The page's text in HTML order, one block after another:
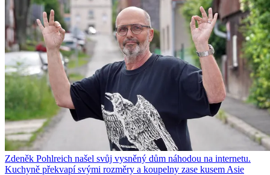
Zdeněk Pohlreich našel svůj vysněný dům náhodou na internetu.
Kuchyně překvapí svými rozměry a koupelny zase kusem Asie